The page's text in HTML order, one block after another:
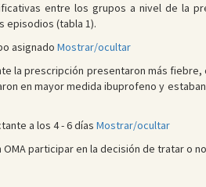
entre los grupos a nivel de la
episodios (tabla 1).
asignado Mostrar/ocultar
la prescripción presentaron más
en mayor medida ibuprofeno y
a los 4 - 6 días Mostrar/ocultar
participar en la decisión de tratar o